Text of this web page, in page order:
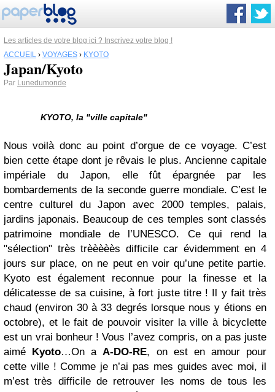
Les articles de votre blog ici ? Inscrivez votre blog !
ACCUEIL › VOYAGES › KYOTO
Japan/Kyoto
Par Lunedumonde
KYOTO, la "ville capitale"
Nous voilà donc au point d’orgue de ce voyage. C’est
bien cette étape dont je rêvais le plus. Ancienne capitale
impériale du Japon, elle fût épargnée par les
bombardements de la seconde guerre mondiale. C’est le
centre culturel du Japon avec 2000 temples, palais,
jardins japonais. Beaucoup de ces temples sont classés
patrimoine mondiale de l’UNESCO. Ce qui rend la
"sélection" très trèèèèès difficile car évidemment en 4
jours sur place, on ne peut en voir qu’une petite partie.
Kyoto est également reconnue pour la finesse et la
délicatesse de sa cuisine, à fort juste titre ! Il y fait très
chaud (environ 30 à 33 degrés lorsque nous y étions en
octobre), et le fait de pouvoir visiter la ville à bicyclette
est un vrai bonheur ! Vous l’avez compris, on a pas juste
aimé Kyoto…On aA-DO-RE, on est en amour pour
cette ville ! Comme je n’ai pas mes guides avec moi, il
m’est très difficile de retrouver les noms de tous les